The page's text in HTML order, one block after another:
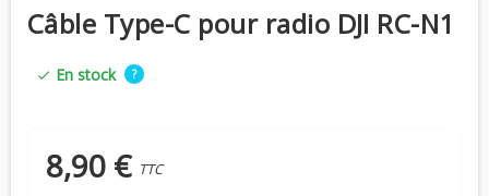
Câble Type-C pour radio DJI RC-N1
check En stock ?
8,90 € TTC